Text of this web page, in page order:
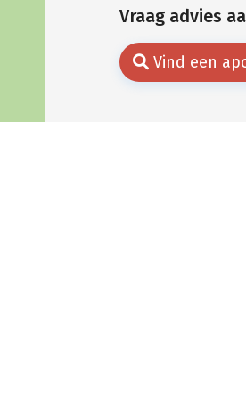
Vraag advies
Vind een